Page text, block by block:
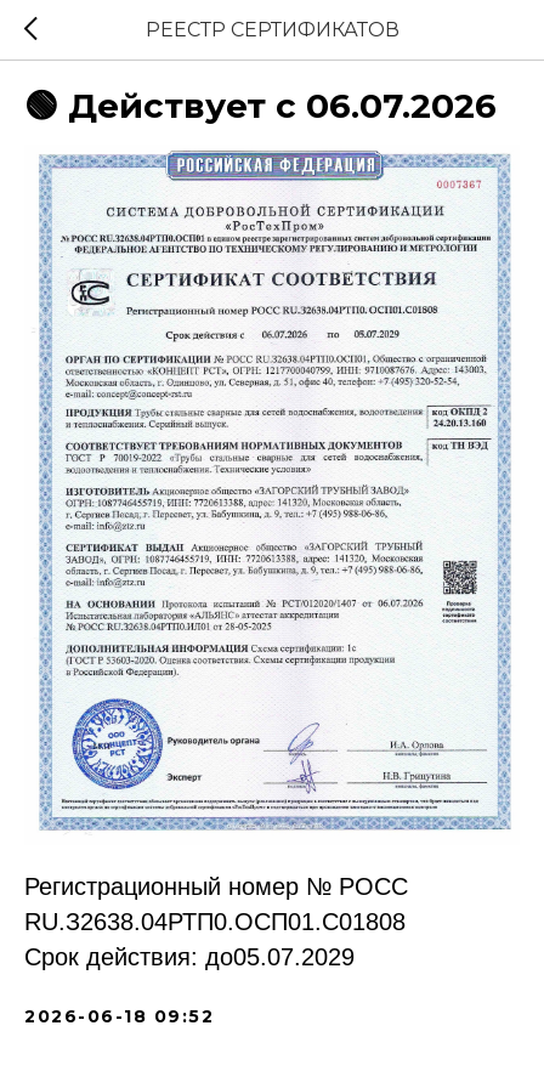
РЕЕСТР СЕРТИФИКАТОВ
🟢 Действует с 06.07.2026
Регистрационный номер № РОСС
RU.З2638.04РТП0.OCП01.С01808
Срок действия: до05.07.2029
2026-06-18 09:52